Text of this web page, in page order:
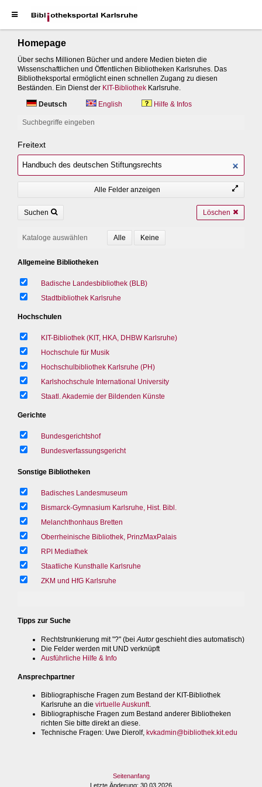
Homepage
Über sechs Millionen Bücher und andere Medien bieten die
Wissenschaftlichen und Öffentlichen Bibliotheken Karlsruhes. Das
Bibliotheksportal ermöglicht einen schnellen Zugang zu diesen
Beständen. Ein Dienst der KIT-Bibliothek Karlsruhe.
Deutsch
English Hilfe & Infos
Suchbegriffe eingeben
Freitext
Alle Felder anzeigen
Suchen Löschen
Kataloge auswählen
Allgemeine Bibliotheken
Badische Landesbibliothek (BLB)
Stadtbibliothek Karlsruhe
Hochschulen
KIT-Bibliothek (KIT, HKA, DHBW Karlsruhe)
Hochschule für Musik
Hochschulbibliothek Karlsruhe (PH)
Karlshochschule International University
Staatl. Akademie der Bildenden Künste
Gerichte
Bundesgerichtshof
Bundesverfassungsgericht
Sonstige Bibliotheken
Badisches Landesmuseum
Bismarck-Gymnasium Karlsruhe, Hist. Bibl.
Melanchthonhaus Bretten
Oberrheinische Bibliothek, PrinzMaxPalais
RPI Mediathek
Staatliche Kunsthalle Karlsruhe
ZKM und HfG Karlsruhe
Tipps zur Suche
Rechtstrunkierung mit "?" (bei Autorgeschieht dies automatisch)
Die Felder werden mit UND verknüpft
Ausführliche Hilfe & Info
Ansprechpartner
Bibliographische Fragen zum Bestand der KIT-Bibliothek
Karlsruhe an die virtuelle Auskunft.
Bibliographische Fragen zum Bestand anderer Bibliotheken
richten Sie bitte direkt an diese.
Technische Fragen: Uwe Dierolf, kvkadmin@bibliothek.kit.edu
Seitenanfang
Letzte Änderung: 30.03.2026